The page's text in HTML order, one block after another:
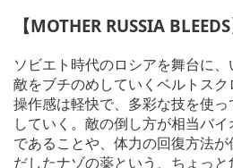
【MOTHER RUSSIA BLEEDS
ソビエト時代のロシアを舞台に
敵をブチのめしていくベルトスク
操作感は軽快で、多彩な技を使
していく。敵の倒し方が相当バ
であることや、体力の回復方法
だしたナゾの薬という、ちょっ